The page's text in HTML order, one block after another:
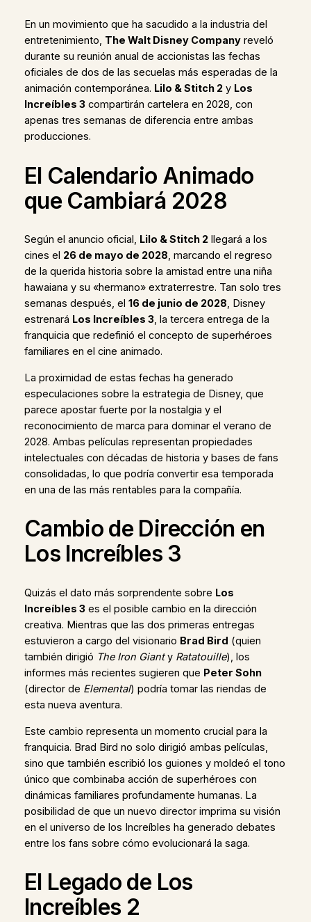
En un movimiento que ha sacudido a la industria del
entretenimiento, The Walt Disney Companyreveló
durante su reunión anual de accionistas las fechas
oficiales de dos de las secuelas más esperadas de la
animación contemporánea. Lilo & Stitch 2y Los
Increíbles 3compartirán cartelera en 2028, con
apenas tres semanas de diferencia entre ambas
producciones.
El Calendario Animado
que Cambiará 2028
Según el anuncio oficial, Lilo & Stitch 2llegará a los
cines el 26 de mayo de 2028, marcando el regreso
de la querida historia sobre la amistad entre una niña
hawaiana y su «hermano» extraterrestre. Tan solo tres
semanas después, el 16 de junio de 2028, Disney
estrenará Los Increíbles 3, la tercera entrega de la
franquicia que redefinió el concepto de superhéroes
familiares en el cine animado.
La proximidad de estas fechas ha generado
especulaciones sobre la estrategia de Disney, que
parece apostar fuerte por la nostalgia y el
reconocimiento de marca para dominar el verano de
2028. Ambas películas representan propiedades
intelectuales con décadas de historia y bases de fans
consolidadas, lo que podría convertir esa temporada
en una de las más rentables para la compañía.
Cambio de Dirección en
Los Increíbles 3
Quizás el dato más sorprendente sobre Los
Increíbles 3es el posible cambio en la dirección
creativa. Mientras que las dos primeras entregas
estuvieron a cargo del visionario Brad Bird (quien
también dirigió The Iron Gianty Ratatouille), los
informes más recientes sugieren que Peter Sohn
(director de Elemental) podría tomar las riendas de
esta nueva aventura.
Este cambio representa un momento crucial para la
franquicia. Brad Bird no solo dirigió ambas películas,
sino que también escribió los guiones y moldeó el tono
único que combinaba acción de superhéroes con
dinámicas familiares profundamente humanas. La
posibilidad de que un nuevo director imprima su visión
en el universo de los Increíbles ha generado debates
entre los fans sobre cómo evolucionará la saga.
El Legado de Los
Increíbles 2